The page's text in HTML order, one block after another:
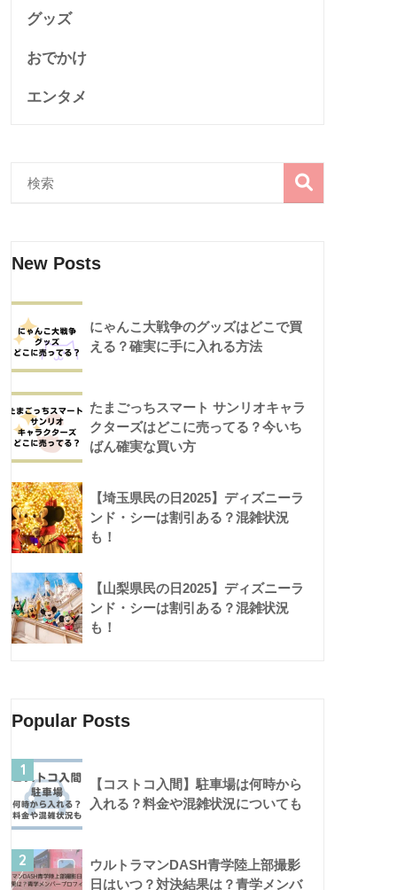
グッズ
おでかけ
エンタメ
New Posts
にゃんこ大戦争のグッズはどこで買
える？確実に手に入れる方法
たまごっちスマート サンリオキャラ
クターズはどこに売ってる？今いち
ばん確実な買い方
【埼玉県民の日2025】ディズニーラ
ンド・シーは割引ある？混雑状況
も！
【山梨県民の日2025】ディズニーラ
ンド・シーは割引ある？混雑状況
も！
Popular Posts
1
【コストコ入間】駐車場は何時から
入れる？料金や混雑状況についても
2
ウルトラマンDASH青学陸上部撮影
日はいつ？対決結果は？青学メンバ